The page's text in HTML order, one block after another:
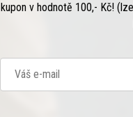
kupon v hodnotě 100,- Kč!